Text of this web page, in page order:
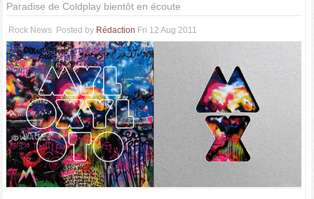
Paradise de Coldplay bientôt en écoute
Rock News Posted by Rédaction Fri 12 Aug 2011